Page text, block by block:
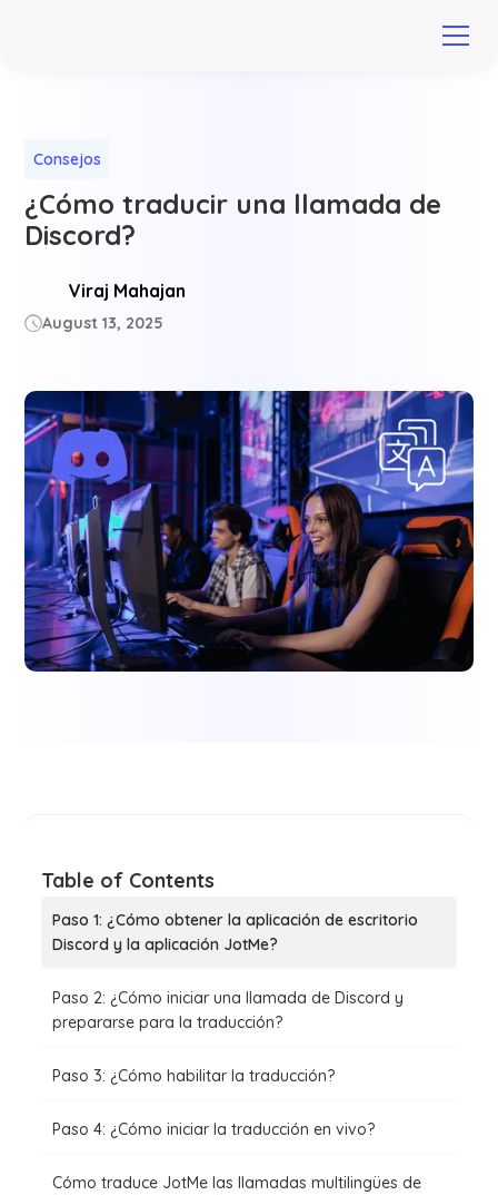
Consejos
¿Cómo traducir una llamada de
Discord?
Viraj Mahajan
August 13, 2025
Table of Contents
Paso 1: ¿Cómo obtener la aplicación de escritorio
Discord y la aplicación JotMe?
Paso 2: ¿Cómo iniciar una llamada de Discord y
prepararse para la traducción?
Paso 3: ¿Cómo habilitar la traducción?
Paso 4: ¿Cómo iniciar la traducción en vivo?
Cómo traduce JotMe las llamadas multilingües de